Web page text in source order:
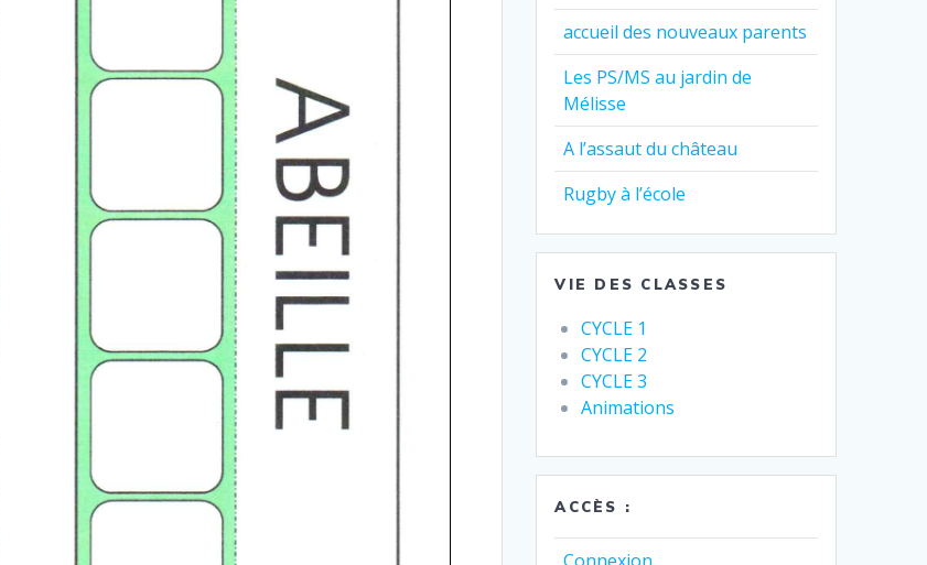
accueil des nouveaux parents
Les PS/MS au jardin de
Mélisse
A l’assaut du château
Rugby à l’école
VIE DES CLASSES
CYCLE 1
CYCLE 2
CYCLE 3
Animations
ACCÈS :